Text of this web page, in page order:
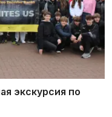
экскурсия по